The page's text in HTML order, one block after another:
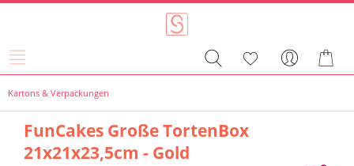
Kartons & Verpackungen
FunCakes Große TortenBox
21x21x23,5cm - Gold